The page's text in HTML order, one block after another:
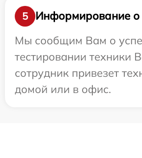
5
Информирование о
Мы сообщим Вам о
тестировании техники
сотрудник привезет
домой или в офис.